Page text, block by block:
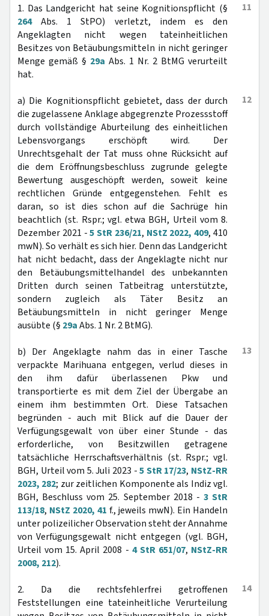
11
1. Das Landgericht hat seine Kognitionspflicht (§
264Abs. 1 StPO) verletzt, indem es den
Angeklagten nicht wegen tateinheitlichen
Besitzes von Betäubungsmitteln in nicht geringer
Menge gemäß § 29a Abs. 1 Nr. 2 BtMG verurteilt
hat.
12
a) Die Kognitionspflicht gebietet, dass der durch
die zugelassene Anklage abgegrenzte Prozessstoff
durch vollständige Aburteilung des einheitlichen
Lebensvorgangs erschöpft wird. Der
Unrechtsgehalt der Tat muss ohne Rücksicht auf
die dem Eröffnungsbeschluss zugrunde gelegte
Bewertung ausgeschöpft werden, soweit keine
rechtlichen Gründe entgegenstehen. Fehlt es
daran, so ist dies schon auf die Sachrüge hin
beachtlich (st. Rspr.; vgl. etwa BGH, Urteil vom 8.
Dezember 2021 -5 StR 236/21, NStZ 2022, 409, 410
mwN). So verhält es sich hier. Denn das Landgericht
hat nicht bedacht, dass der Angeklagte nicht nur
den Betäubungsmittelhandel des unbekannten
Dritten durch seinen Tatbeitrag unterstützte,
sondern zugleich als Täter Besitz an
Betäubungsmitteln in nicht geringer Menge
ausübte (§ 29aAbs. 1 Nr. 2 BtMG).
13
b) Der Angeklagte nahm das in einer Tasche
verpackte Marihuana entgegen, verlud dieses in
den ihm dafür überlassenen Pkw und
transportierte es mit dem Ziel der Übergabe an
einem ihm bestimmten Ort. Diese Tatsachen
begründen - auch mit Blick auf die Dauer der
Verfügungsgewalt von über einer Stunde - das
erforderliche, von Besitzwillen getragene
tatsächliche Herrschaftsverhältnis (st. Rspr.; vgl.
BGH, Urteil vom 5. Juli 2023 -5 StR 17/23, NStZ-RR
2023, 282; zur zeitlichen Komponente als Indiz vgl.
BGH, Beschluss vom 25. September 2018 - 3 StR
113/18, NStZ 2020, 41 f., jeweils mwN). Ein Handeln
unter polizeilicher Observation steht der Annahme
von Verfügungsgewalt nicht entgegen (vgl. BGH,
Urteil vom 15. April 2008 - 4 StR 651/07, NStZ-RR
2008, 212).
14
2. Da die rechtsfehlerfrei getroffenen
Feststellungen eine tateinheitliche Verurteilung